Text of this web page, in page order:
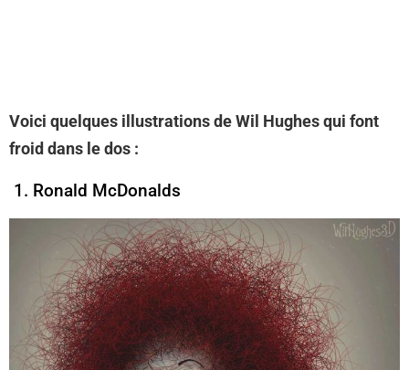
Voici quelques illustrations de Wil Hughes qui font
froid dans le dos :
1. Ronald McDonalds